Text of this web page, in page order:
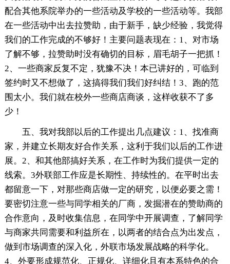
配合其他系院举办的一些活动及学校的一些活动等。我部
在一些活动中出去拉赞助，由于新手，缺少经验，我觉得
我们的工作完成的不够好！主要问题表现在：1、对市场
了解不够，拉赞助时没有确切的目标，眉毛胡子一把抓！
2、一些商家反复不定，犹豫不决！本已讲好的，可临到
签约时又不想做了，这搞得我们我们好纠结！3、跑的范
围太小。我们就在校外一些商店商谈，这样收获不了多
少！
五、我对我部以后的工作提出几点建议：1、找准商
家，并建立长期友好合作关系，这利于我们以后的工作进
展。2、和其他部搞好关系，在工作时为我们提供一定的
线索。3外联部工作应是长期性、持续性的。在平时出去
都留意一下，对那些商店做一定的研究，以便必要之需！
要密切注意一些与同学相关的厂商，发掘潜在的赞助商的
合作意向，及时收集信息，在同学中开展调查，了解同学
与商家共同需要和利益所在，以两者的结合点为出发点，
做到市场调查的深入化，外联市场发展战略的科学化。
4、外要形成规范化、正规化、详细化且有本系特色的合